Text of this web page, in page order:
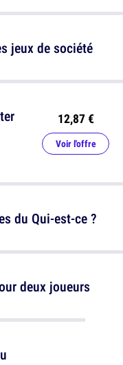
12,87 €
Voir l'offre
deux joueurs
jeux de société
du Qui-est-ce ?